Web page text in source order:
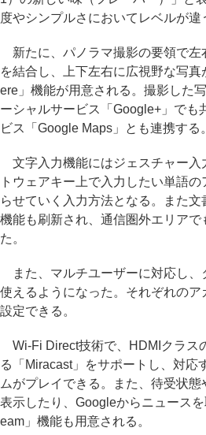
度やシンプルさにおいてレベルが違
新たに、パノラマ撮影の要領で左
を結合し、上下左右に広視野な写
ere」機能が用意される。撮影した
ーシャルサービス「Google+」でも
ビス「Google Maps」とも連携する。
文字入力機能にはジェスチャー入
トウェアキー上で入力したい単語
らせていく入力方法となる。また
機能も刷新され、通信圏外エリアで
た。
また、マルチユーザーに対応し、
使えるようになった。それぞれの
設定できる。
Wi-Fi Direct技術で、HDMIクラス
る「Miracast」をサポートし、対応
ムがプレイできる。また、待受状
表示したり、Googleからニュース
eam」機能も用意される。